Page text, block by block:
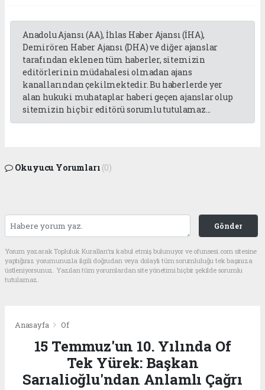
Anadolu Ajansı (AA), İhlas Haber Ajansı (İHA),
Demirören Haber Ajansı (DHA) ve diğer ajanslar
tarafından eklenen tüm haberler, sitemizin
editörlerinin müdahalesi olmadan ajans
kanallarından çekilmektedir. Bu haberlerde yer
alan hukuki muhataplar haberi geçen ajanslar olup
sitemizin hiç bir editörü sorumlu tutulamaz...
Okuyucu Yorumları (0)
Gönder
Yorum yazarak Topluluk Kuralları’nı kabul etmiş bulunuyor ve ofunsesi.com sitesine
yaptığınız yorumunuzla ilgili doğrudan veya dolaylı tüm sorumluluğu tek başınıza
üstleniyorsunuz. Yazılan tüm yorumlardan site yönetimi hiçbir şekilde sorumlu
tutulamaz.
Anasayfa Of
15 Temmuz'un 10. Yılında Of
Tek Yürek: Başkan
Sarıalioğlu'ndan Anlamlı Çağrı